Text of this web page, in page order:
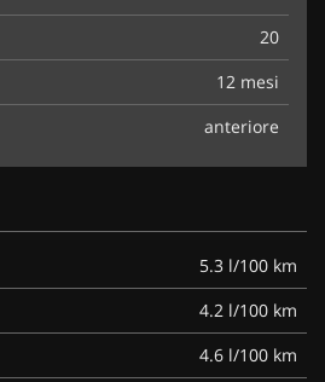
20
12 mesi
anteriore
5.3 l/100 km
4.2 l/100 km
4.6 l/100 km